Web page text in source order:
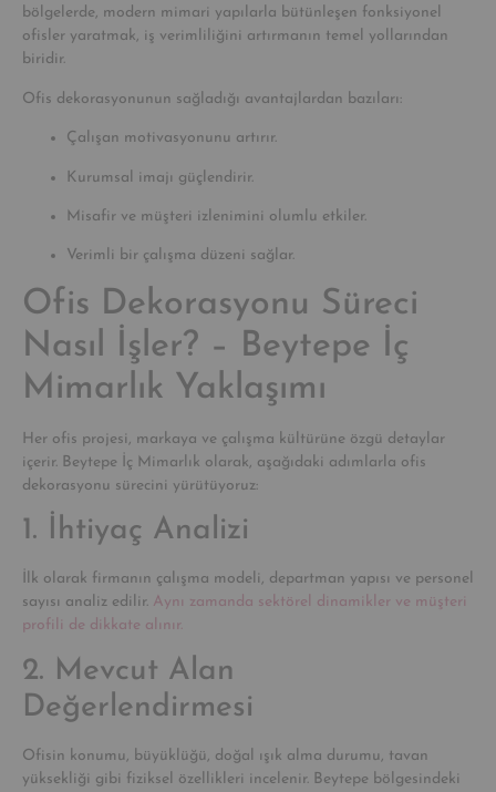
bölgelerde, modern mimari yapılarla bütünleşen fonksiyonel
ofisler yaratmak, iş verimliliğini artırmanın temel yollarından
biridir.
Ofis dekorasyonunun sağladığı avantajlardan bazıları:
Çalışan motivasyonunu artırır.
Kurumsal imajı güçlendirir.
Misafir ve müşteri izlenimini olumlu etkiler.
Verimli bir çalışma düzeni sağlar.
Ofis Dekorasyonu Süreci
Nasıl İşler? – Beytepe İç
Mimarlık Yaklaşımı
Her ofis projesi, markaya ve çalışma kültürüne özgü detaylar
içerir. Beytepe İç Mimarlık olarak, aşağıdaki adımlarla ofis
dekorasyonu sürecini yürütüyoruz:
1. İhtiyaç Analizi
İlk olarak firmanın çalışma modeli, departman yapısı ve personel
sayısı analiz edilir. Aynı zamanda sektörel dinamikler ve müşteri
profili de dikkate alınır.
2. Mevcut Alan
Değerlendirmesi
Ofisin konumu, büyüklüğü, doğal ışık alma durumu, tavan
yüksekliği gibi fiziksel özellikleri incelenir. Beytepe bölgesindeki